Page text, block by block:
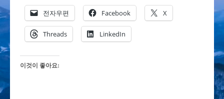
전자우편 Facebook X
Threads LinkedIn
이것이 좋아요: